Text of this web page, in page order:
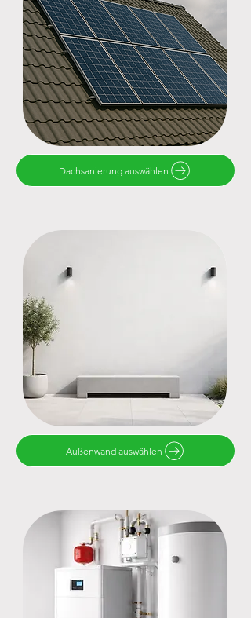
Dachsanierung auswählen
Außenwand auswählen